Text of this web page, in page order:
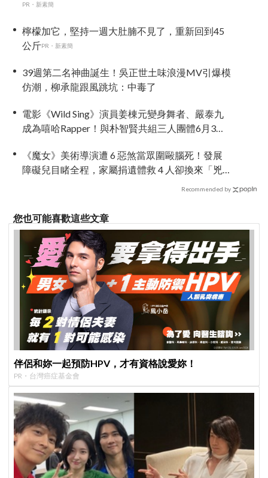
PR・新素簡
檸檬加它，堅持一週大肚腩不見了，重新回到45
公斤PR・新素簡
39週第二名神曲誕生！吳正世土味浪漫MV引爆模
仿潮，柳承龍跟風跳坑：中毒了
電影《Wild Sing》演員姜棟元變身舞者、嚴泰九
成為嘻哈Rapper！與朴智賢共組三人團體6月3日
《魔女》美術導演遭 6 惡煞當眾圍毆腦死！發展
障礙兒目睹全程，家屬捐遺體救 4 人卻換來「兇
Recommended by
您也可能喜歡這些文章
伴侶和妳一起預防HPV，才有資格說愛妳！
PR・台灣癌症基金會